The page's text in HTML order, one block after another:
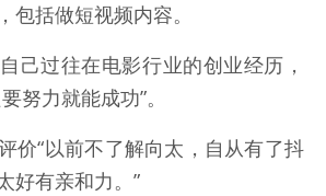
包括做短视频内容。
己过往在电影行业的创业经历，
努力就能成功”。
价“以前不了解向太，自从有了抖
好有亲和力。”